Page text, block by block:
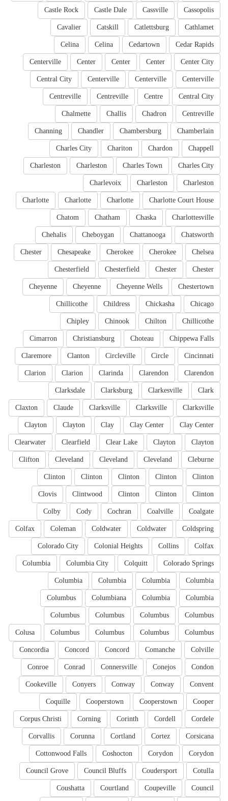
Cassopolis
Cassville
Castle Dale
Castle Rock
Cathlamet
Catlettsburg
Catskill
Cavalier
Cedar Rapids
Cedartown
Celina
Celina
Center City
Center
Center
Center
Centerville
Centerville
Centerville
Centerville
Central City
Central City
Centre
Centreville
Centreville
Centreville
Chadron
Challis
Chalmette
Chamberlain
Chambersburg
Chandler
Channing
Chappell
Chardon
Chariton
Charles City
Charles City
Charles Town
Charleston
Charleston
Charleston
Charleston
Charlevoix
Charlotte Court House
Charlotte
Charlotte
Charlotte
Charlottesville
Chaska
Chatham
Chatom
Chatsworth
Chattanooga
Cheboygan
Chehalis
Chelsea
Cherokee
Cherokee
Chesapeake
Chester
Chester
Chester
Chesterfield
Chesterfield
Chestertown
Cheyenne Wells
Cheyenne
Cheyenne
Chicago
Chickasha
Childress
Chillicothe
Chillicothe
Chilton
Chinook
Chipley
Chippewa Falls
Choteau
Christiansburg
Cimarron
Cincinnati
Circle
Circleville
Clanton
Claremore
Clarendon
Clarendon
Clarinda
Clarion
Clarion
Clark
Clarkesville
Clarksburg
Clarksdale
Clarksville
Clarksville
Clarksville
Claude
Claxton
Clay Center
Clay Center
Clay
Clayton
Clayton
Clayton
Clayton
Clear Lake
Clearfield
Clearwater
Cleburne
Cleveland
Cleveland
Cleveland
Clifton
Clinton
Clinton
Clinton
Clinton
Clinton
Clinton
Clinton
Clinton
Clintwood
Clovis
Coalgate
Coalville
Cochran
Cody
Colby
Coldspring
Coldwater
Coldwater
Coleman
Colfax
Colfax
Collins
Colonial Heights
Colorado City
Colorado Springs
Colquitt
Columbia City
Columbia
Columbia
Columbia
Columbia
Columbia
Columbia
Columbia
Columbiana
Columbus
Columbus
Columbus
Columbus
Columbus
Columbus
Columbus
Columbus
Columbus
Colusa
Colville
Comanche
Concord
Concord
Concordia
Condon
Conejos
Connersville
Conrad
Conroe
Convent
Conway
Conway
Conyers
Cookeville
Cooper
Cooperstown
Cooperstown
Coquille
Cordele
Cordell
Corinth
Corning
Corpus Christi
Corsicana
Cortez
Cortland
Corunna
Corvallis
Corydon
Corydon
Coshocton
Cottonwood Falls
Cotulla
Coudersport
Council Bluffs
Council Grove
Council
Coupeville
Courtland
Coushatta